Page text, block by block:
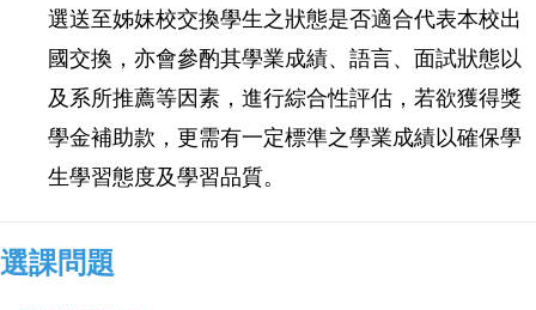
選送至姊妹校交換學生之狀態是否適合代表本校出
國交換，亦會參酌其學業成績、語言、面試狀態以
及系所推薦等因素，進行綜合性評估，若欲獲得獎
學金補助款，更需有一定標準之學業成績以確保學
生學習態度及學習品質。
選課問題